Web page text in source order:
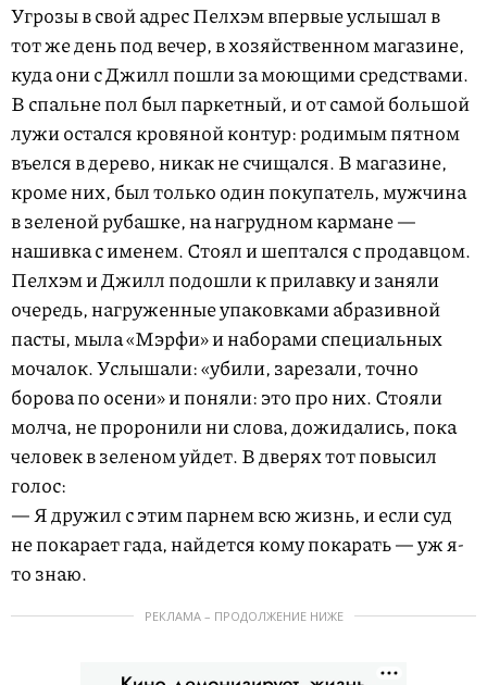
Угрозы в свой адрес Пелхэм впервые услышал в
тот же день под вечер, в хозяйственном магазине,
куда они с Джилл пошли за моющими средствами.
В спальне пол был паркетный, и от самой большой
лужи остался кровяной контур: родимым пятном
въелся в дерево, никак не счищался. В магазине,
кроме них, был только один покупатель, мужчина
в зеленой рубашке, на нагрудном кармане —
нашивка с именем. Стоял и шептался с продавцом.
Пелхэм и Джилл подошли к прилавку и заняли
очередь, нагруженные упаковками абразивной
пасты, мыла «Мэрфи» и наборами специальных
мочалок. Услышали: «убили, зарезали, точно
борова по осени» и поняли: это про них. Стояли
молча, не проронили ни слова, дожидались, пока
человек в зеленом уйдет. В дверях тот повысил
голос:
— Я дружил с этим парнем всю жизнь, и если суд
не покарает гада, найдется кому покарать — уж я-
то знаю.
РЕКЛАМА – ПРОДОЛЖЕНИЕ НИЖЕ